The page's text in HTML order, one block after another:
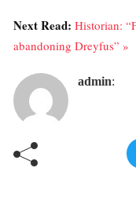
Next Read: Historian:
abandoning Dreyfus” »
admin: